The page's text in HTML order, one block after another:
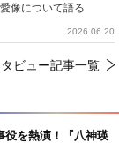
役を熱演！『八神瑛
像について語る
2026.06.20
ビュー記事一覧